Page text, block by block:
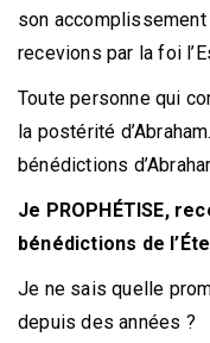
son
recevions par la foi
Toute personne qui
la postérité
bénédictions
Je PROPHÉTISE,
bénédictions de
Je ne sais quelle
depuis des années ?